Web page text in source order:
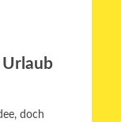
doch